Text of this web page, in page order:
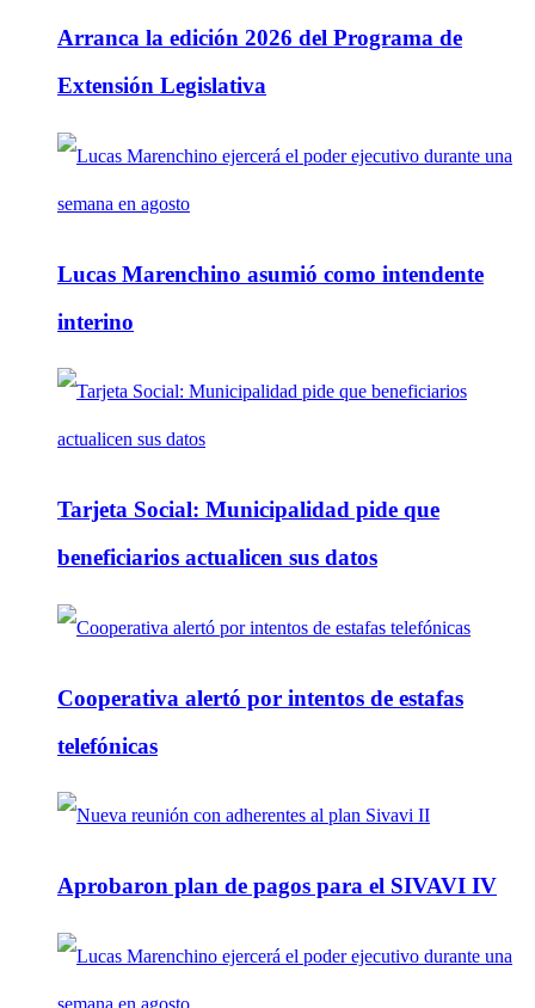
Arranca la edición 2026 del Programa de
Extensión Legislativa
Lucas Marenchino asumió como intendente
interino
Tarjeta Social: Municipalidad pide que
beneficiarios actualicen sus datos
Cooperativa alertó por intentos de estafas
telefónicas
Aprobaron plan de pagos para el SIVAVI IV